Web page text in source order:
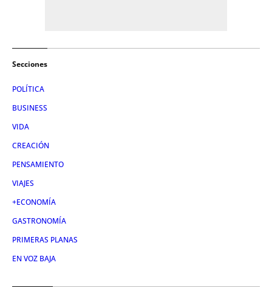
Secciones
POLÍTICA
BUSINESS
VIDA
CREACIÓN
PENSAMIENTO
VIAJES
+ECONOMÍA
GASTRONOMÍA
PRIMERAS PLANAS
EN VOZ BAJA